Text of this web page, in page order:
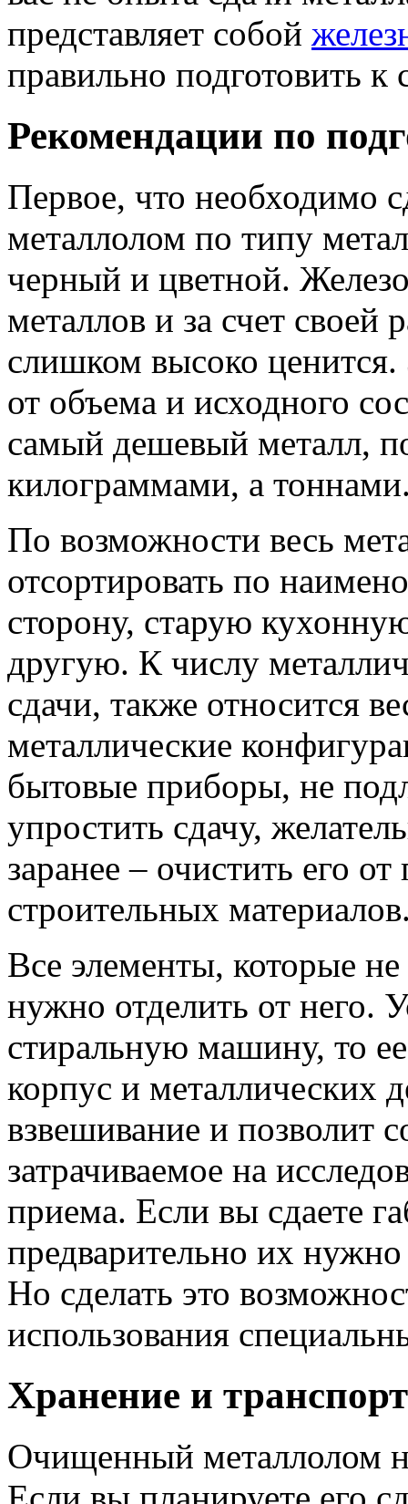
представляет собой
правильно подготовить к
Рекомендации по
Первое, что необходимо
металлолом по типу
черный и цветной.
металлов и за счет своей
слишком высоко ценится.
от объема и исходного
самый дешевый металл,
килограммами, а
По возможности весь
отсортировать по
сторону, старую
другую. К числу
сдачи, также относится
металлические
бытовые приборы, не
упростить сдачу,
заранее – очистить его
строительных
Все элементы, которые
нужно отделить от него.
стиральную машину, то
корпус и металлических
взвешивание и позволит
затрачиваемое на
приема. Если вы сдаете
предварительно их
Но сделать это
использования
Хранение и
Очищенный металлолом